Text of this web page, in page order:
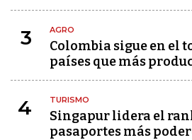
3 AGRO
Colombia sigue en el
países que más
4 TURISMO
Singapur lidera el
pasaportes más